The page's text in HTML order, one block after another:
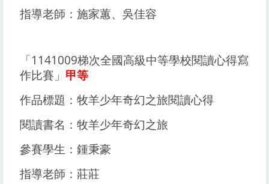
指導老師：施家蕙、吳佳容
「1141009梯次全國高級中等學校閱讀心得寫
作比賽」 甲等
作品標題：牧羊少年奇幻之旅閱讀心得
閱讀書名：牧羊少年奇幻之旅
參賽學生：鍾秉豪
指導老師：莊莊